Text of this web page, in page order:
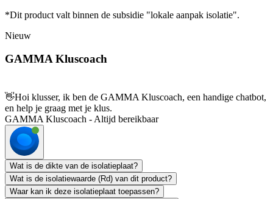
*Dit product valt binnen de subsidie "lokale aanpak isolatie".
Nieuw
GAMMA Kluscoach
👋Hoi klusser, ik ben de GAMMA Kluscoach, een handige chatbot,
en help je graag met je klus.
GAMMA Kluscoach - Altijd bereikbaar
Wat is de dikte van de isolatieplaat?
Wat is de isolatiewaarde (Rd) van dit product?
Waar kan ik deze isolatieplaat toepassen?